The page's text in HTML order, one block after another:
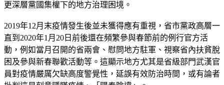
更深層黨國集權下的地方治理困境。
2019年12月末疫情發生後並未獲得應有重視，省市黨政高層一
直到2020年1月20日前後還在頻繁參與春節前的例行官方活
動，例如當月召開的省兩會、慰問地方駐軍、視察省內扶貧脫
困及參與新春聯歡活動等。這顯示地方尤其是省級部門武漢官
員對疫情嚴厲欠缺高度警覺性，延誤有效防治時間，或有論者